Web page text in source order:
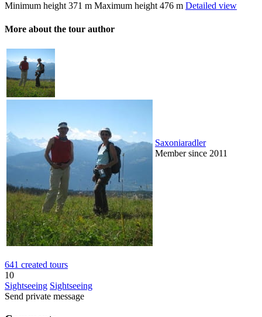
Minimum height 371 m Maximum height 476 m Detailed view
More about the tour author
Saxoniaradler
Member since 2011
641 created tours
10
Sightseeing Sightseeing
Send private message